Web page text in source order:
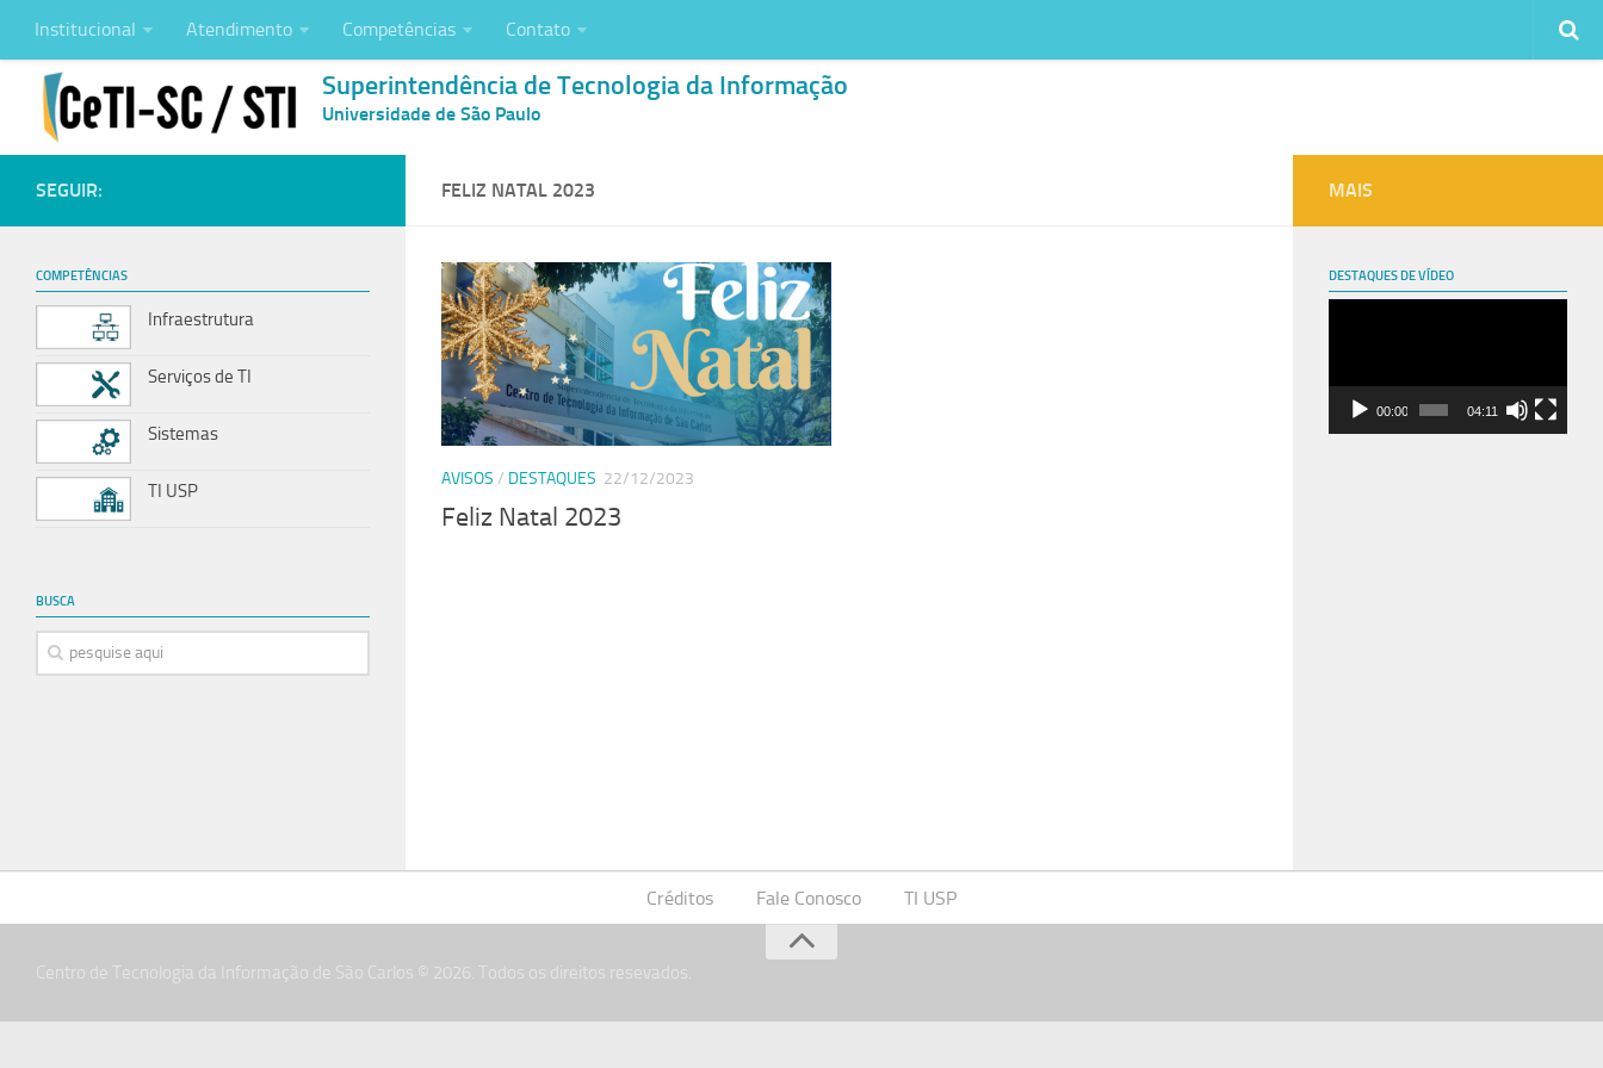
Institucional Atendimento Competências Contato
Superintendência de Tecnologia da Informação
Universidade de São Paulo
FELIZ NATAL 2023
AVISOS / DESTAQUES 22/12/2023
Feliz Natal 2023
SEGUIR:
COMPETÊNCIAS
Infraestrutura
Serviços de TI
Sistemas
TI USP
BUSCA
MAIS
DESTAQUES DE VÍDEO
00:00 04:11
Créditos Fale Conosco TI USP
Centro de Tecnologia da Informação de São Carlos © 2026. Todos os direitos resevados.